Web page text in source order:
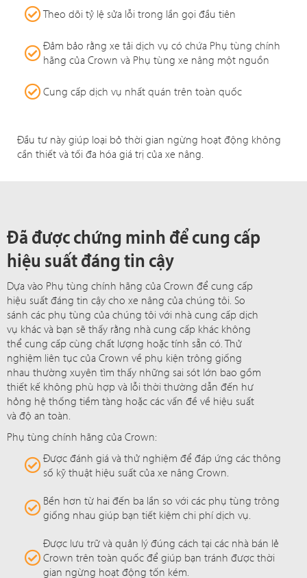
Theo dõi tỷ lệ sửa lỗi trong lần gọi đầu tiên
Đảm bảo rằng xe tải dịch vụ có chứa Phụ tùng chính
hãng của Crown và Phụ tùng xe nâng một nguồn
Cung cấp dịch vụ nhất quán trên toàn quốc
Đầu tư này giúp loại bỏ thời gian ngừng hoạt động không
cần thiết và tối đa hóa giá trị của xe nâng.
Đã được chứng minh để cung cấp
hiệu suất đáng tin cậy
Dựa vào Phụ tùng chính hãng của Crown để cung cấp
hiệu suất đáng tin cậy cho xe nâng của chúng tôi. So
sánh các phụ tùng của chúng tôi với nhà cung cấp dịch
vụ khác và bạn sẽ thấy rằng nhà cung cấp khác không
thể cung cấp cùng chất lượng hoặc tính sẵn có. Thử
nghiệm liên tục của Crown về phụ kiện trông giống
nhau thường xuyên tìm thấy những sai sót lớn bao gồm
thiết kế không phù hợp và lỗi thời thường dẫn đến hư
hỏng hệ thống tiềm tàng hoặc các vấn đề về hiệu suất
và độ an toàn.
Phụ tùng chính hãng của Crown:
Được đánh giá và thử nghiệm để đáp ứng các thông
số kỹ thuật hiệu suất của xe nâng Crown.
Bền hơn từ hai đến ba lần so với các phụ tùng trông
giống nhau giúp bạn tiết kiệm chi phí dịch vụ.
Được lưu trữ và quản lý đúng cách tại các nhà bán lẻ
Crown trên toàn quốc để giúp bạn tránh được thời
gian ngừng hoạt động tốn kém.